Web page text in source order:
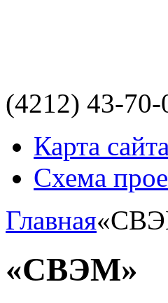
(4212) 43-70-
Карта сайта
Схема
Главная
«СВЭМ»